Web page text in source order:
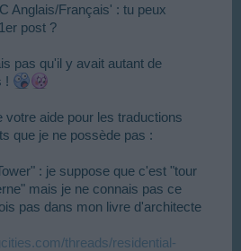
Anglais/Français' : tu peux
post ?
pas qu'il y avait autant de
!
votre aide pour les traductions
que je ne possède pas :
: je suppose que c'est "tour
mais je ne connais pas ce
pas dans mon livre d'architecte
threads/residential-